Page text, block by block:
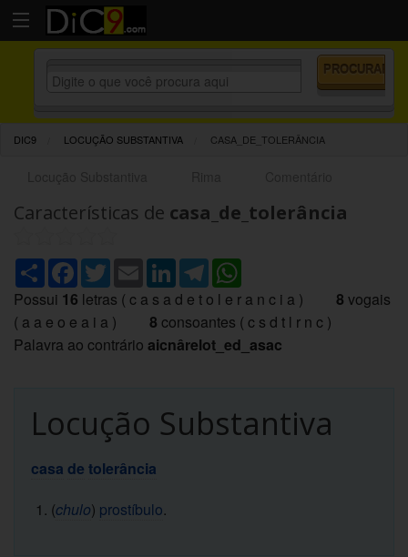
DIC9 LOCUÇÃO SUBSTANTIVA CASA_DE_TOLERÂNCIA
Características de casa_de_tolerância
ShareFacebook
TwitterEmailLinkedInTelegram
Possui 16 letras ( c a s a d e t o l e r a n c i a ) 8 vogais
( a a e o e a i a ) 8 consoantes ( c s d t l r n c )
Palavra ao contrário aicnârelot_ed_asac
Locução Substantiva
casa de tolerância
(chulo) prostíbulo.